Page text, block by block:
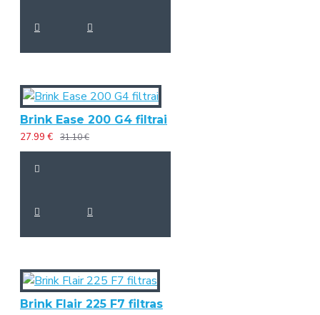
Brink Ease 200 G4 filtrai
27.99 € 31.10 €
Brink Flair 225 F7 filtras